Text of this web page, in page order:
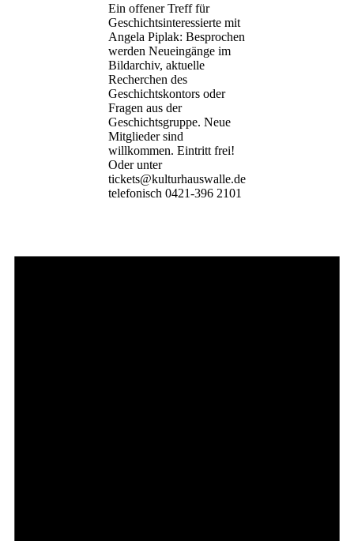
Ein offener Treff für
Geschichtsinteressierte mit
Angela Piplak: Besprochen
werden Neueingänge im
Bildarchiv, aktuelle
Recherchen des
Geschichtskontors oder
Fragen aus der
Geschichtsgruppe. Neue
Mitglieder sind
willkommen. Eintritt frei!
Oder unter
tickets@kulturhauswalle.de
telefonisch 0421-396 2101